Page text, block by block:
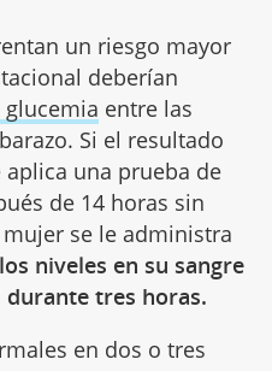
un riesgo mayor
deberían
entre las
Si el resultado
una prueba de
de 14 horas sin
se le administra
los niveles en su sangre
durante tres horas.
en dos o tres